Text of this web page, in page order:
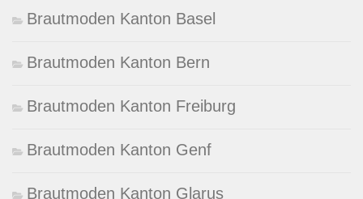
Brautmoden Kanton Basel
Brautmoden Kanton Bern
Brautmoden Kanton Freiburg
Brautmoden Kanton Genf
Brautmoden Kanton Glarus